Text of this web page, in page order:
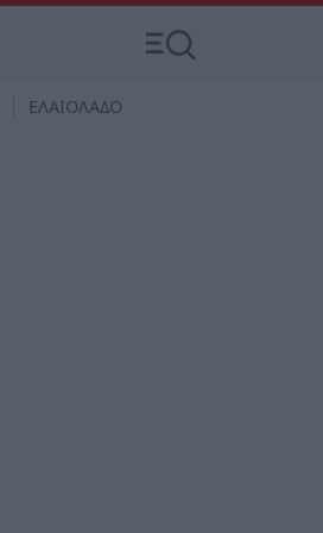
ΕΛΑΙΟΛΑΔΟ